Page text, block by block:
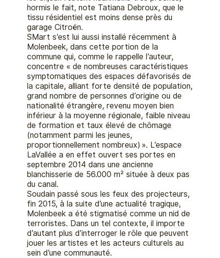
hormis le fait, note Tatiana Debroux, que le
tissu résidentiel est moins dense près du
garage Citroën.
SMart s’est lui aussi installé récemment à
Molenbeek, dans cette portion de la
commune qui, comme le rappelle l’auteur,
concentre « de nombreuses caractéristiques
symptomatiques des espaces défavorisés de
la capitale, alliant forte densité de population,
grand nombre de personnes d’origine ou de
nationalité étrangère, revenu moyen bien
inférieur à la moyenne régionale, faible niveau
de formation et taux élevé de chômage
(notamment parmi les jeunes,
proportionnellement nombreux) ». L’espace
LaVallée a en effet ouvert ses portes en
septembre 2014 dans une ancienne
blanchisserie de 56.000 m² située à deux pas
du canal.
Soudain passé sous les feux des projecteurs,
fin 2015, à la suite d’une actualité tragique,
Molenbeek a été stigmatisé comme un nid de
terroristes. Dans un tel contexte, il importe
d’autant plus d’interroger le rôle que peuvent
jouer les artistes et les acteurs culturels au
sein d’une communauté.